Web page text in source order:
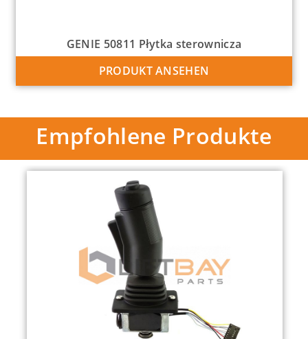
GENIE 50811 Płytka sterownicza
PRODUKT ANSEHEN
Empfohlene Produkte